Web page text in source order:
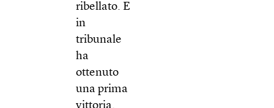
ribellato. E
in
tribunale
ha
ottenuto
una prima